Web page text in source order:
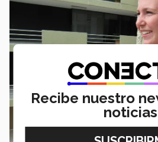
Recibe nuestro